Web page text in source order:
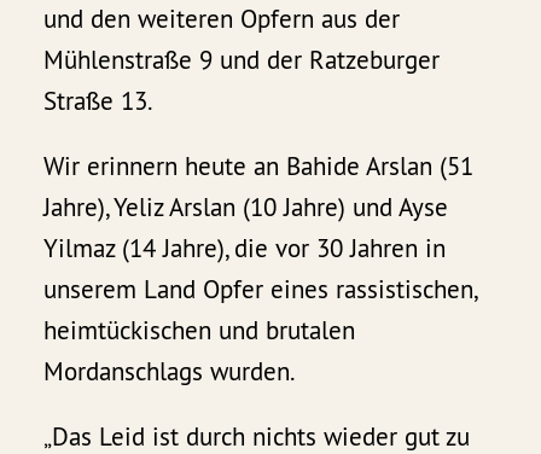
und den weiteren Opfern aus der
Mühlenstraße 9 und der Ratzeburger
Straße 13.
Wir erinnern heute an Bahide Arslan (51
Jahre), Yeliz Arslan (10 Jahre) und Ayse
Yilmaz (14 Jahre), die vor 30 Jahren in
unserem Land Opfer eines rassistischen,
heimtückischen und brutalen
Mordanschlags wurden.
„Das Leid ist durch nichts wieder gut zu